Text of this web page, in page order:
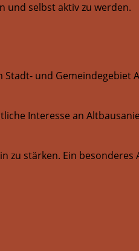
und selbst aktiv zu werden.
und Gemeindegebiet
Interesse an
stärken. Ein besonderes